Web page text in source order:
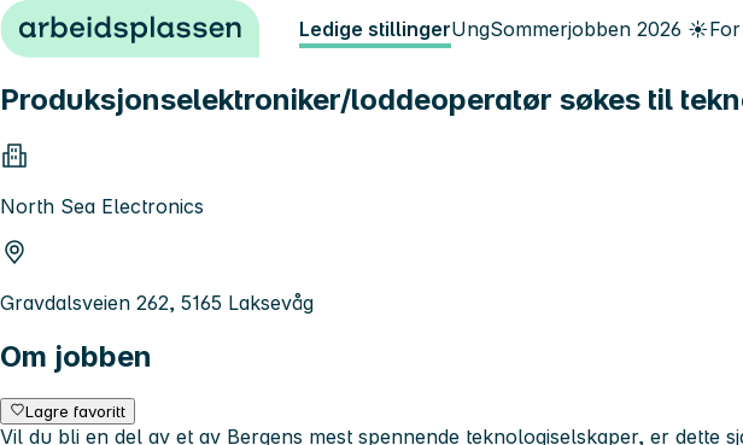
Hopp til innhold Ledige stillingerUngSommerjobben 2026 ☀️
Produksjonselektroniker/loddeoperatør søkes til
North Sea Electronics
Gravdalsveien 262, 5165 Laksevåg
Om jobben
Lagre favoritt
Vil du bli en del av et av Bergens mest spennende teknologiselskaper, er